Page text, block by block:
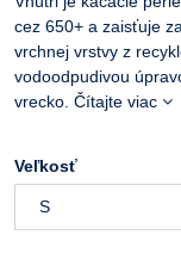
cez 650+ a zaisťuje
vrchnej vrstvy z
vodoodpudivou
vrecko. Čítajte viac
Veľkosť